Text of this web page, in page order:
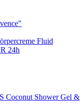
Fluid
24h
Shower Gel &